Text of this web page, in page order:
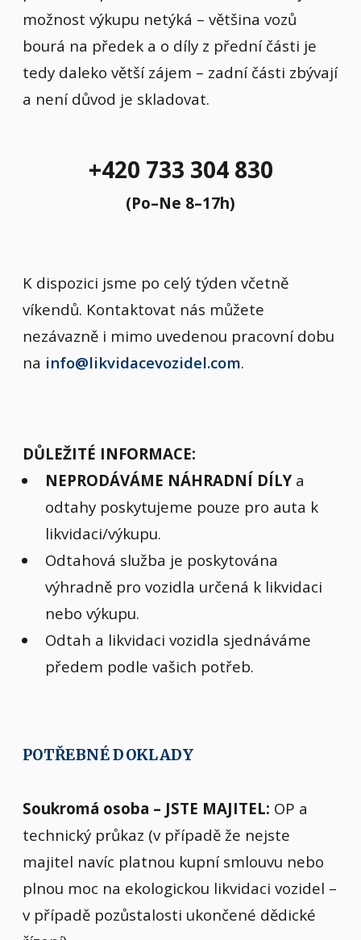
možnost výkupu netýká – většina vozů
bourá na předek a o díly z přední části je
tedy daleko větší zájem – zadní části zbývají
a není důvod je skladovat.
+420 733 304 830
(Po–Ne 8–17h)
K dispozici jsme po celý týden včetně
víkendů. Kontaktovat nás můžete
nezávazně i mimo uvedenou pracovní dobu
na info@likvidacevozidel.com.
DŮLEŽITÉ INFORMACE:
NEPRODÁVÁME NÁHRADNÍ DÍLYa
odtahy poskytujeme pouze pro auta k
likvidaci/výkupu.
Odtahová služba je poskytována
výhradně pro vozidla určená k likvidaci
nebo výkupu.
Odtah a likvidaci vozidla sjednáváme
předem podle vašich potřeb.
POTŘEBNÉ DOKLADY
Soukromá osoba – JSTE MAJITEL: OP a
technický průkaz (v případě že nejste
majitel navíc platnou kupní smlouvu nebo
plnou moc na ekologickou likvidaci vozidel –
v případě pozůstalosti ukončené dědické